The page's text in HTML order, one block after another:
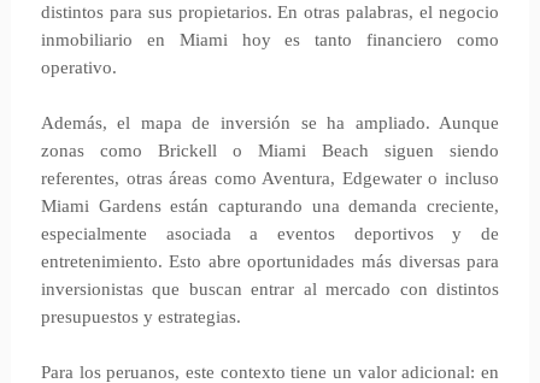
distintos para sus propietarios. En otras palabras, el negocio
inmobiliario en Miami hoy es tanto financiero como
operativo.
Además, el mapa de inversión se ha ampliado. Aunque
zonas como Brickell o Miami Beach siguen siendo
referentes, otras áreas como Aventura, Edgewater o incluso
Miami Gardens están capturando una demanda creciente,
especialmente asociada a eventos deportivos y de
entretenimiento. Esto abre oportunidades más diversas para
inversionistas que buscan entrar al mercado con distintos
presupuestos y estrategias.
Para los peruanos, este contexto tiene un valor adicional: en